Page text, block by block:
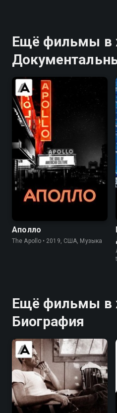
Ещё фильмы в
6.6 6.8
Аполло
The Apollo • 2019, США, Музыка
Ещё фильмы в
Биография